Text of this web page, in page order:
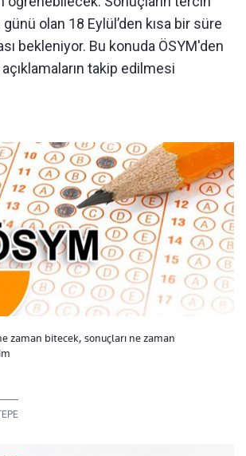
olan 18 Eylül’den kısa bir süre
bekleniyor. Bu konuda ÖSYM'den
takip edilmesi
zaman bitecek, sonuçları ne zaman